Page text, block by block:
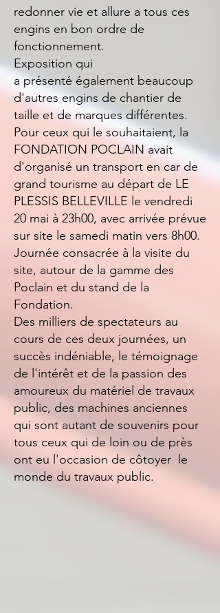
redonner vie et allure a tous ces
engins en bon ordre de
fonctionnement.
Exposition qui
a présenté également beaucoup
d'autres engins de chantier de
taille et de marques différentes.
Pour ceux qui le souhaitaient, la
FONDATION POCLAIN avait
d'organisé un transport en car de
grand tourisme au départ de LE
PLESSIS BELLEVILLE le vendredi
20 mai à 23h00, avec arrivée prévue
sur site le samedi matin vers 8h00.
Journée consacrée à la visite du
site, autour de la gamme des
Poclain et du stand de la
Fondation.
Des milliers de spectateurs au
cours de ces deux journées, un
succès indéniable, le témoignage
de l'intérêt et de la passion des
amoureux du matériel de travaux
public, des machines anciennes
qui sont autant de souvenirs pour
tous ceux qui de loin ou de près
ont eu l'occasion de côtoyer le
monde du travaux public.